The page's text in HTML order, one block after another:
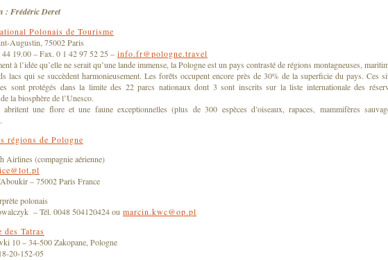
: Frédéric Deret
Polonais de Tourisme
Augustin, 75002 Paris
44 19.00 – Fax. 0 1 42 97 52 25 – info.fr@pologne.travel
à l’idée qu’elle ne serait qu’une lande immense, la Pologne est un pays contrasté de régions montagneuses,
lacs qui se succèdent harmonieusement. Les forêts occupent encore près de 30% de la superficie du pays. Ces
sont protégés dans la limite des 22 parcs nationaux dont 3 sont inscrits sur la liste internationale des
la biosphère de l’Unesco.
abritent une flore et une faune exceptionnelles (plus de 300 espèces d’oiseaux, rapaces, mammifères
régions de Pologne
Airlines (compagnie aérienne)
– 75002 Paris France
polonais
– Tél. 0048 504120424 ou marcin.kwc@op.pl
des Tatras
10 – 34-500 Zakopane, Pologne
20-152-05